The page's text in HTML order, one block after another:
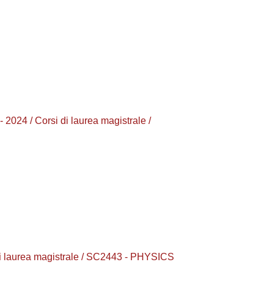
2024 / Corsi di laurea magistrale /
laurea magistrale / SC2443 - PHYSICS